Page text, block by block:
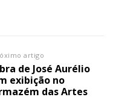
artigo
de José Aurélio
exibição no
das Artes